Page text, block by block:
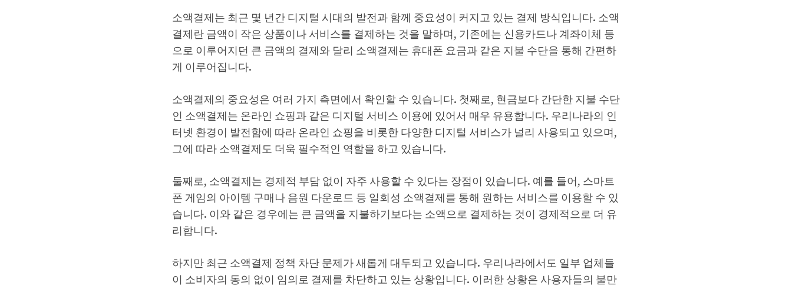
소액결제는 최근 몇 년간 디지털 시대의 발전과 함께 중요성이 커지고 있는 결제 방식입니다. 소액
결제란 금액이 작은 상품이나 서비스를 결제하는 것을 말하며, 기존에는 신용카드나 계좌이체 등
으로 이루어지던 큰 금액의 결제와 달리 소액결제는 휴대폰 요금과 같은 지불 수단을 통해 간편하
게 이루어집니다.
소액결제의 중요성은 여러 가지 측면에서 확인할 수 있습니다. 첫째로, 현금보다 간단한 지불 수단
인 소액결제는 온라인 쇼핑과 같은 디지털 서비스 이용에 있어서 매우 유용합니다. 우리나라의 인
터넷 환경이 발전함에 따라 온라인 쇼핑을 비롯한 다양한 디지털 서비스가 널리 사용되고 있으며,
그에 따라 소액결제도 더욱 필수적인 역할을 하고 있습니다.
둘째로, 소액결제는 경제적 부담 없이 자주 사용할 수 있다는 장점이 있습니다. 예를 들어, 스마트
폰 게임의 아이템 구매나 음원 다운로드 등 일회성 소액결제를 통해 원하는 서비스를 이용할 수 있
습니다. 이와 같은 경우에는 큰 금액을 지불하기보다는 소액으로 결제하는 것이 경제적으로 더 유
리합니다.
하지만 최근 소액결제 정책 차단 문제가 새롭게 대두되고 있습니다. 우리나라에서도 일부 업체들
이 소비자의 동의 없이 임의로 결제를 차단하고 있는 상황입니다. 이러한 상황은 사용자들의 불만